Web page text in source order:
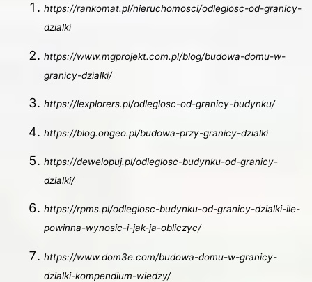
https://rankomat.pl/nieruchomosci/odleglosc-od-granicy-
dzialki
https://www.mgprojekt.com.pl/blog/budowa-domu-w-
granicy-dzialki/
https://lexplorers.pl/odleglosc-od-granicy-budynku/
https://blog.ongeo.pl/budowa-przy-granicy-dzialki
https://dewelopuj.pl/odleglosc-budynku-od-granicy-
dzialki/
https://rpms.pl/odleglosc-budynku-od-granicy-dzialki-ile-
powinna-wynosic-i-jak-ja-obliczyc/
https://www.dom3e.com/budowa-domu-w-granicy-
dzialki-kompendium-wiedzy/